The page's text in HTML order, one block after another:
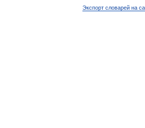
Экспорт словарей на